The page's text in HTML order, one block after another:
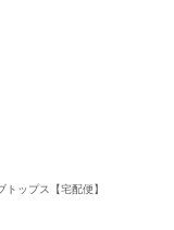
ップス【宅配便】